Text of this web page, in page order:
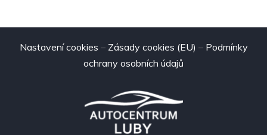
Nastavení cookies – Zásady cookies (EU) – Podmínky
ochrany osobních údajů